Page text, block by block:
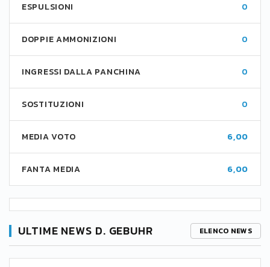
ESPULSIONI 0
DOPPIE AMMONIZIONI 0
INGRESSI DALLA PANCHINA 0
SOSTITUZIONI 0
MEDIA VOTO 6,00
FANTA MEDIA 6,00
ULTIME NEWS D. GEBUHR ELENCO NEWS